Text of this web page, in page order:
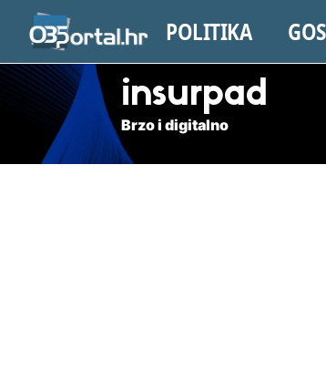
POLITIKA
insurpad
Brzo i digitalno